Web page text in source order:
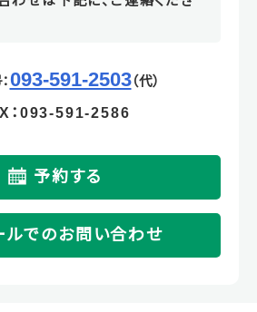
093-591-2503（代）
：093-591-2586
予約する
ルでのお問い合わせ